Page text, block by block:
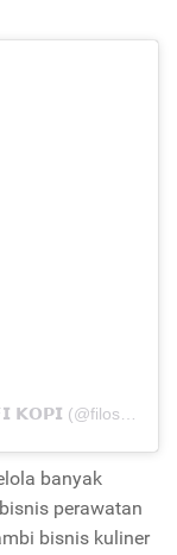
Sebuah kiriman dibagikan oleh 𝗙𝗜𝗟𝗢𝗦𝗢𝗙𝗜 𝗞𝗢𝗣𝗜 (@filosofikopi)
banyak
perawatan
bisnis kuliner